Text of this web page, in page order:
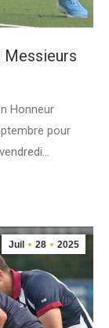
Messieurs
Honneur
pour
Juil 28 2025